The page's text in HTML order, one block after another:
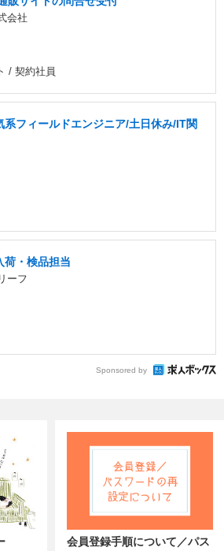
会社
/ 契約社員
系フィールドエンジニア/土日休み/IT関
荷・検品担当
ーフ
Sponsored by
会員登録手順について／パス